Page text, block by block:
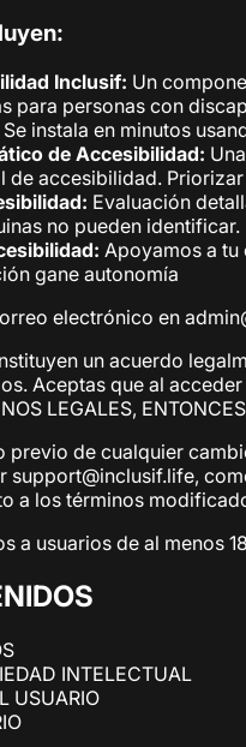
Inclusif: Un
para personas con
instala en minutos
de Accesibilidad:
de accesibilidad.
Evaluación
no pueden
Apoyamos a tu
gane autonomía
electrónico en
un acuerdo
Aceptas que al
LEGALES,
de cualquier
a los términos
a usuarios de al menos
INTELECTUAL
USUARIO